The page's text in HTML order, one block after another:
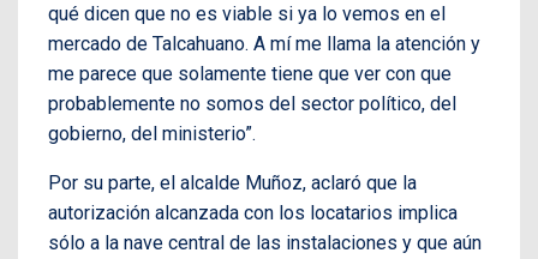
qué dicen que no es viable si ya lo vemos en el
mercado de Talcahuano. A mí me llama la atención y
me parece que solamente tiene que ver con que
probablemente no somos del sector político, del
gobierno, del ministerio”.
Por su parte, el alcalde Muñoz, aclaró que la
autorización alcanzada con los locatarios implica
sólo a la nave central de las instalaciones y que aún